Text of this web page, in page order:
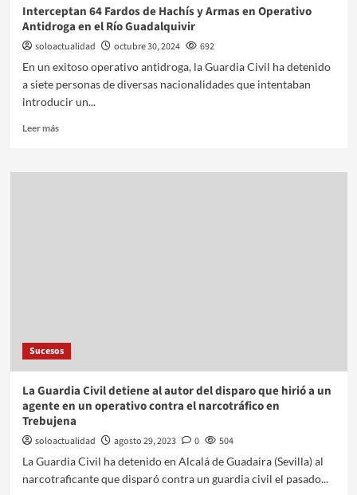
Interceptan 64 Fardos de Hachís y Armas en Operativo
Antidroga en el Río Guadalquivir
soloactualidad octubre 30, 2024
692
En un exitoso operativo antidroga, la Guardia Civil ha detenido
a siete personas de diversas nacionalidades que intentaban
introducir un...
Leer más
Sucesos
La Guardia Civil detiene al autor del disparo que hirió a un
agente en un operativo contra el narcotráfico en
Trebujena
soloactualidad agosto 29, 2023 0
504
La Guardia Civil ha detenido en Alcalá de Guadaira (Sevilla) al
narcotraficante que disparó contra un guardia civil el pasado...